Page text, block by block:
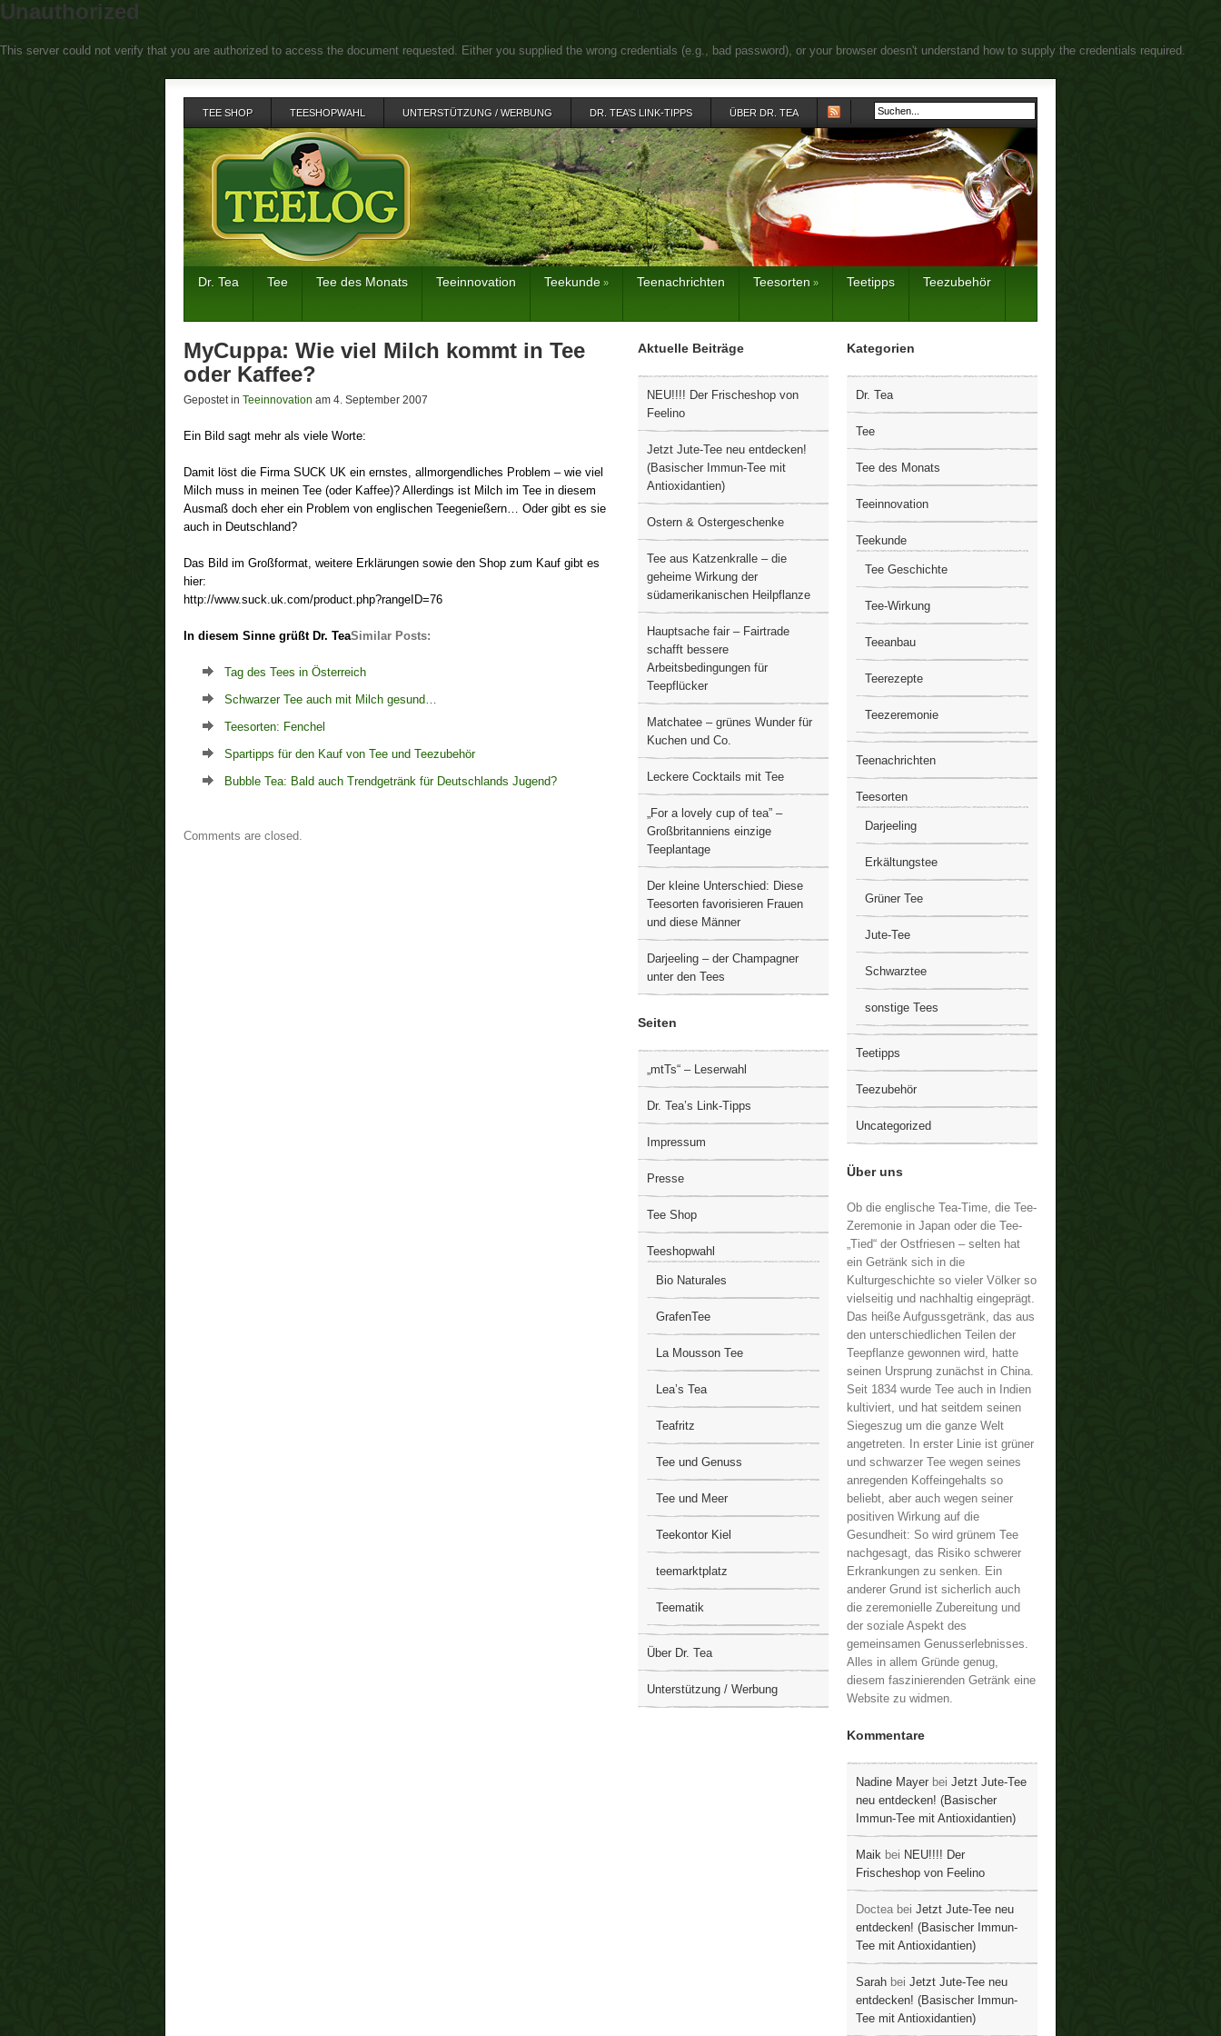
Unauthorized
This server could not verify that you are authorized to access the document requested. Either you supplied the wrong credentials (e.g., bad password), or your browser doesn't understand how to supply the credentials required.
TEE SHOP TEESHOPWAHL UNTERSTÜTZUNG / WERBUNG DR. TEA’S LINK-TIPPS ÜBER DR. TEA
Dr. Tea Tee Tee des Monats Teeinnovation Teekunde » Teenachrichten Teesorten » Teetipps Teezubehör
MyCuppa: Wie viel Milch kommt in Tee
oder Kaffee?
Gepostet in Teeinnovation am 4. September 2007
Ein Bild sagt mehr als viele Worte:
Damit löst die Firma SUCK UK ein ernstes, allmorgendliches Problem – wie viel
Milch muss in meinen Tee (oder Kaffee)? Allerdings ist Milch im Tee in diesem
Ausmaß doch eher ein Problem von englischen Teegenießern… Oder gibt es sie
auch in Deutschland?
Das Bild im Großformat, weitere Erklärungen sowie den Shop zum Kauf gibt es
hier:
http://www.suck.uk.com/product.php?rangeID=76
In diesem Sinne grüßt Dr. TeaSimilar Posts:
Tag des Tees in Österreich
Schwarzer Tee auch mit Milch gesund…
Teesorten: Fenchel
Spartipps für den Kauf von Tee und Teezubehör
Bubble Tea: Bald auch Trendgetränk für Deutschlands Jugend?
Comments are closed.
Aktuelle Beiträge
NEU!!!! Der Frischeshop von
Feelino
Jetzt Jute-Tee neu entdecken!
(Basischer Immun-Tee mit
Antioxidantien)
Ostern & Ostergeschenke
Tee aus Katzenkralle – die
geheime Wirkung der
südamerikanischen Heilpflanze
Hauptsache fair – Fairtrade
schafft bessere
Arbeitsbedingungen für
Teepflücker
Matchatee – grünes Wunder für
Kuchen und Co.
Leckere Cocktails mit Tee
„For a lovely cup of tea” –
Großbritanniens einzige
Teeplantage
Der kleine Unterschied: Diese
Teesorten favorisieren Frauen
und diese Männer
Darjeeling – der Champagner
unter den Tees
Seiten
„mtTs“ – Leserwahl
Dr. Tea’s Link-Tipps
Impressum
Presse
Tee Shop
Teeshopwahl
Bio Naturales
GrafenTee
La Mousson Tee
Lea’s Tea
Teafritz
Tee und Genuss
Tee und Meer
Teekontor Kiel
teemarktplatz
Teematik
Über Dr. Tea
Unterstützung / Werbung
Kategorien
Dr. Tea
Tee
Tee des Monats
Teeinnovation
Teekunde
Tee Geschichte
Tee-Wirkung
Teeanbau
Teerezepte
Teezeremonie
Teenachrichten
Teesorten
Darjeeling
Erkältungstee
Grüner Tee
Jute-Tee
Schwarztee
sonstige Tees
Teetipps
Teezubehör
Uncategorized
Über uns
Ob die englische Tea-Time, die Tee-
Zeremonie in Japan oder die Tee-
„Tied“ der Ostfriesen – selten hat
ein Getränk sich in die
Kulturgeschichte so vieler Völker so
vielseitig und nachhaltig eingeprägt.
Das heiße Aufgussgetränk, das aus
den unterschiedlichen Teilen der
Teepflanze gewonnen wird, hatte
seinen Ursprung zunächst in China.
Seit 1834 wurde Tee auch in Indien
kultiviert, und hat seitdem seinen
Siegeszug um die ganze Welt
angetreten. In erster Linie ist grüner
und schwarzer Tee wegen seines
anregenden Koffeingehalts so
beliebt, aber auch wegen seiner
positiven Wirkung auf die
Gesundheit: So wird grünem Tee
nachgesagt, das Risiko schwerer
Erkrankungen zu senken. Ein
anderer Grund ist sicherlich auch
die zeremonielle Zubereitung und
der soziale Aspekt des
gemeinsamen Genusserlebnisses.
Alles in allem Gründe genug,
diesem faszinierenden Getränk eine
Website zu widmen.
Kommentare
Nadine Mayer bei Jetzt Jute-Tee
neu entdecken! (Basischer
Immun-Tee mit Antioxidantien)
Maik bei NEU!!!! Der
Frischeshop von Feelino
Doctea bei Jetzt Jute-Tee neu
entdecken! (Basischer Immun-
Tee mit Antioxidantien)
Sarah bei Jetzt Jute-Tee neu
entdecken! (Basischer Immun-
Tee mit Antioxidantien)